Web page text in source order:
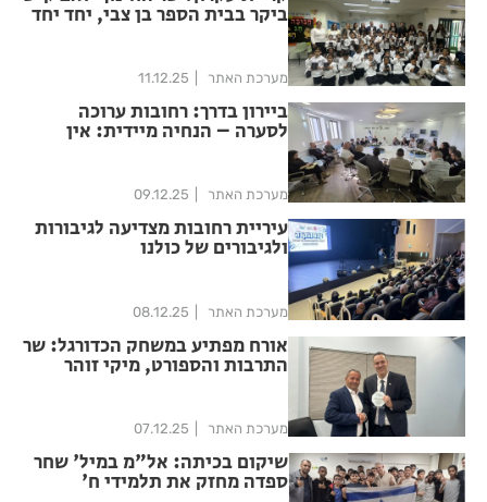
ביקר בבית הספר בן צבי, יחד יחד
עם ראש המועצה אילן ירימי
מערכת האתר 11.12.25
ביירון בדרך: רחובות ערוכה
לסערה – הנחיה מיידית: אין
מערכת האתר 09.12.25
עיריית רחובות מצדיעה לגיבורות
ולגיבורים של כולנו
מערכת האתר 08.12.25
אורח מפתיע במשחק הכדורגל: שר
התרבות והספורט, מיקי זוהר
מערכת האתר 07.12.25
שיקום בכיתה: אל"מ במיל' שחר
ספדה מחזק את תלמידי ח'